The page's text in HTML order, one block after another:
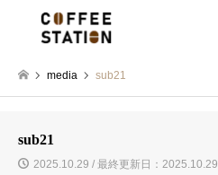
media sub21
sub21
2025.10.29 / 最終更新日：2025.10.29